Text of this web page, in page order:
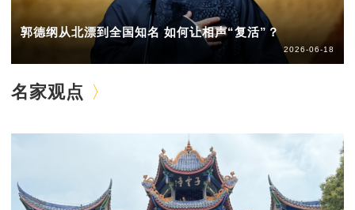
郭德纲从北漂到全国知名 如何让相声“复活”？
2026-06-18
名家观点